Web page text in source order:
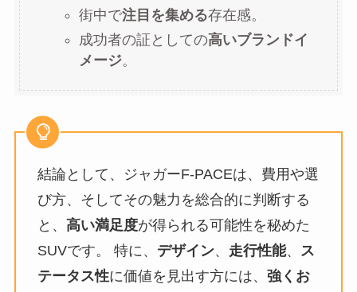
街中で注目を集める存在感。
成功者の証としての高いブランドイ
メージ。
結論として、ジャガーF-PACEは、費用や選
び方、そしてその魅力を総合的に判断する
と、 高い満足度が得られる可能性を秘めた
SUVです。 特に、 デザイン、 走行性能、
ス
テータス性に価値を見出す方には、 強くお